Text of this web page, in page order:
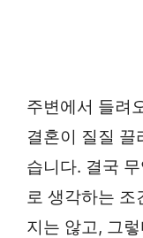
주변에서 들려
결혼이 질질
습니다. 결국
로 생각하는 조
지는 않고, 그